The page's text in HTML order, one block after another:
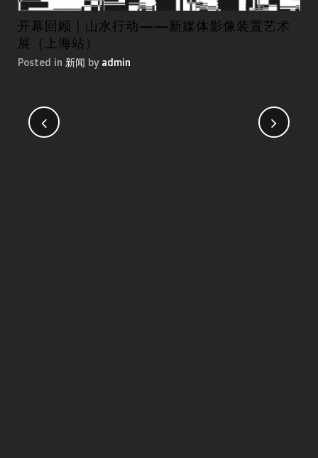
开幕回顾｜山水行动——新媒体影像装置艺术
展（上海站）
Posted in 新闻 by admin